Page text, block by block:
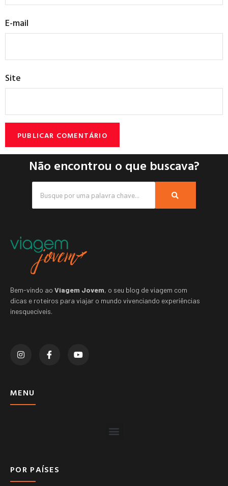
E-mail
Site
Não encontrou o que buscava?
Bem-vindo ao Viagem Jovem, o seu blog de viagem com
dicas e roteiros para viajar o mundo vivenciando experiências
inesquecíveis.
MENU
POR PAÍSES